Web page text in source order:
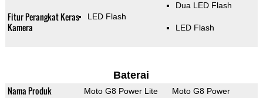
Fitur Perangkat Keras
Kamera
LED Flash
Dua LED Flash
LED Flash
Baterai
Nama Produk Moto G8 Power Lite Moto G8 Power